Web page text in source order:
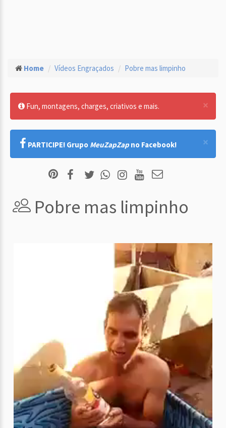
Home Vídeos Engraçados Pobre mas limpinho
×
Fun, montagens, charges, criativos e mais.
×
PARTICIPE! Grupo MeuZapZap no Facebook!
Pobre mas limpinho